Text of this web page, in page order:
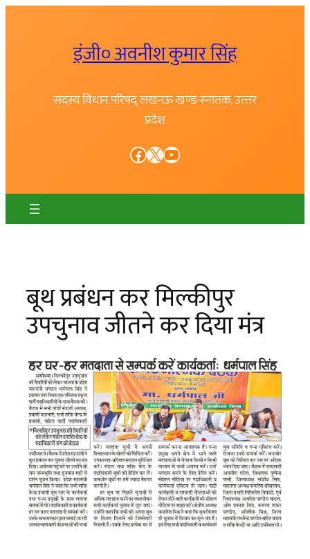
इंजी० अवनीश कुमार सिंह
सदस्य विधान परिषद् लखनऊ खण्ड-स्नातक, उत्त्तर
प्रदेश
Facebook X YouTube
बूथ प्रबंधन कर मिल्कीपुर
उपचुनाव जीतने कर दिया मंत्र